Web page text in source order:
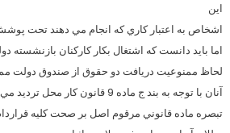
اين
اشخاص به اعتبار كاري كه انجام مي دهند تحت
اما بايد دانست كه اشتغال بكار كاركنان بازنشسته
لحاظ ممنوعيت دريافت دو حقوق از صندوق دولت
آنان با توجه به بند ج ماده 9 قانون كار محل ترديد مي باشد . ضمناً برابر
تبصره ماده قانوني مرقوم اصل بر صحت كليه